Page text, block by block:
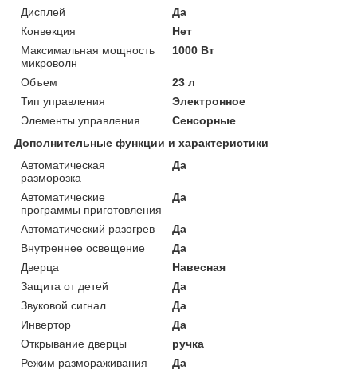
Дисплей
Да
Конвекция
Нет
Максимальная мощность
микроволн
1000 Вт
Объем
23 л
Тип управления
Электронное
Элементы управления
Сенсорные
Дополнительные функции и характеристики
Автоматическая
разморозка
Да
Автоматические
программы приготовления
Да
Автоматический разогрев
Да
Внутреннее освещение
Да
Дверца
Навесная
Защита от детей
Да
Звуковой сигнал
Да
Инвертор
Да
Открывание дверцы
ручка
Режим размораживания
Да